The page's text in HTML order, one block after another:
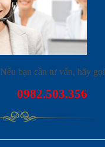
Nếu bạn cần tư vấn, hãy gọi
0982.503.356